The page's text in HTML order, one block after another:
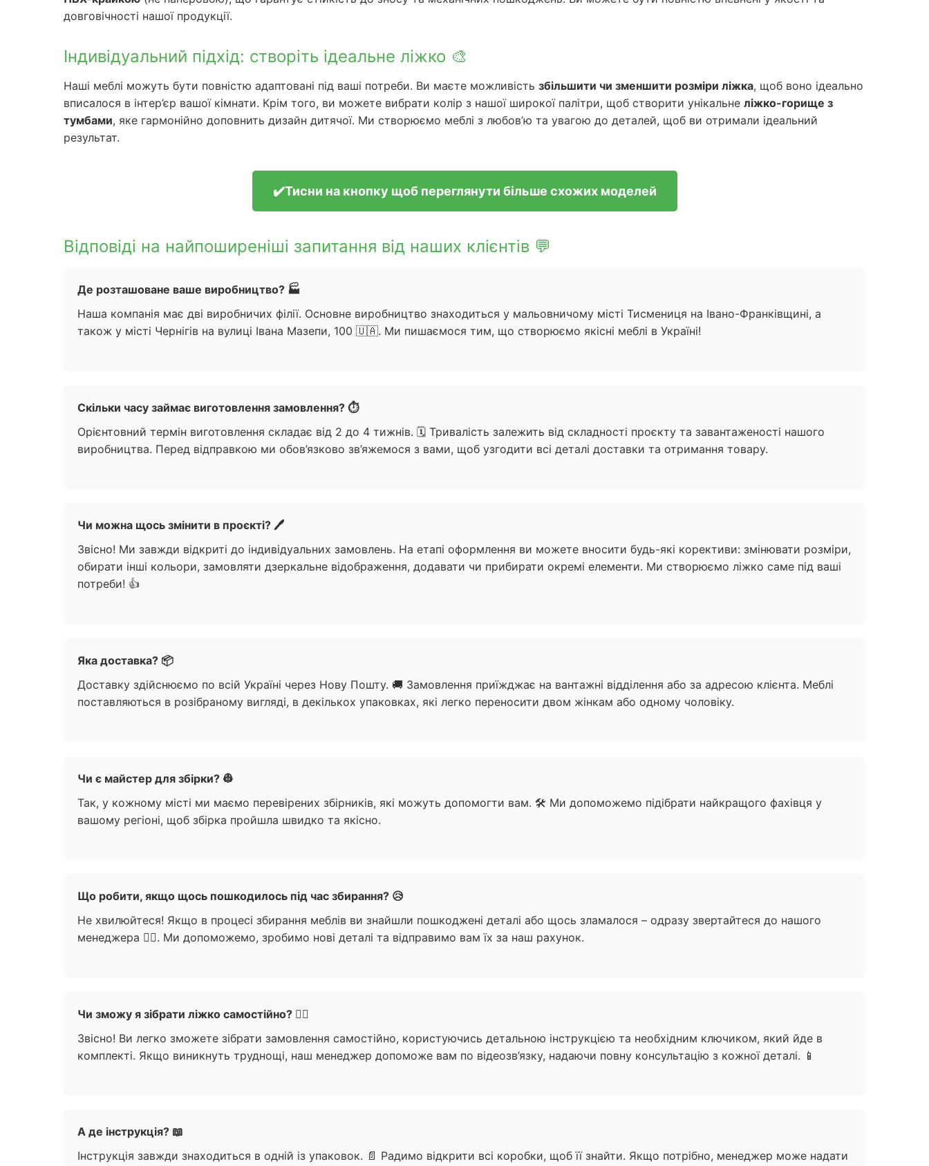
довговічності нашої продукції.
Індивідуальний підхід: створіть ідеальне ліжко 🎨
Наші меблі можуть бути повністю адаптовані під ваші потреби. Ви маєте можливість збільшити чи зменшити розміри ліжка, щоб воно ідеально
вписалося в інтер’єр вашої кімнати. Крім того, ви можете вибрати колір з нашої широкої палітри, щоб створити унікальне ліжко-горище з
тумбами, яке гармонійно доповнить дизайн дитячої. Ми створюємо меблі з любов’ю та увагою до деталей, щоб ви отримали ідеальний
результат.
✔️Тисни на кнопку щоб переглянути більше схожих моделей
Відповіді на найпоширеніші запитання від наших клієнтів 💬
Де розташоване ваше виробництво? 🏭
Наша компанія має дві виробничих філії. Основне виробництво знаходиться у мальовничому місті Тисмениця на Івано-Франківщині, а
також у місті Чернігів на вулиці Івана Мазепи, 100 🇺🇦. Ми пишаємося тим, що створюємо якісні меблі в Україні!
Скільки часу займає виготовлення замовлення? ⏱️
Орієнтовний термін виготовлення складає від 2 до 4 тижнів. 🗓️ Тривалість залежить від складності проєкту та завантаженості нашого
виробництва. Перед відправкою ми обов’язково зв’яжемося з вами, щоб узгодити всі деталі доставки та отримання товару.
Чи можна щось змінити в проєкті? 🖊️
Звісно! Ми завжди відкриті до індивідуальних замовлень. На етапі оформлення ви можете вносити будь-які корективи: змінювати розміри,
обирати інші кольори, замовляти дзеркальне відображення, додавати чи прибирати окремі елементи. Ми створюємо ліжко саме під ваші
потреби! 👍
Яка доставка? 📦
Доставку здійснюємо по всій Україні через Нову Пошту. 🚚 Замовлення приїжджає на вантажні відділення або за адресою клієнта. Меблі
поставляються в розібраному вигляді, в декількох упаковках, які легко переносити двом жінкам або одному чоловіку.
Чи є майстер для збірки? 👷
Так, у кожному місті ми маємо перевірених збірників, які можуть допомогти вам. 🛠️ Ми допоможемо підібрати найкращого фахівця у
вашому регіоні, щоб збірка пройшла швидко та якісно.
Що робити, якщо щось пошкодилось під час збирання? 😥
Не хвилюйтеся! Якщо в процесі збирання меблів ви знайшли пошкоджені деталі або щось зламалося – одразу звертайтеся до нашого
менеджера 🙋‍♀️. Ми допоможемо, зробимо нові деталі та відправимо вам їх за наш рахунок.
Чи зможу я зібрати ліжко самостійно? 🧍‍♀️
Звісно! Ви легко зможете зібрати замовлення самостійно, користуючись детальною інструкцією та необхідним ключиком, який йде в
комплекті. Якщо виникнуть труднощі, наш менеджер допоможе вам по відеозв’язку, надаючи повну консультацію з кожної деталі. 📱
А де інструкція? 📖
Інструкція завжди знаходиться в одній із упаковок. 📄 Радимо відкрити всі коробки, щоб її знайти. Якщо потрібно, менеджер може надати